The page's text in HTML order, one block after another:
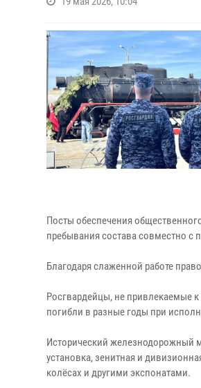
Посты обеспечения
пребывания состава совместно с
Благодаря слаженной работе
Росгвардейцы, не привлекаемые
погибли в разные годы при
Исторический железнодорожный
установка, зенитная и
колёсах и другими экспонатами.